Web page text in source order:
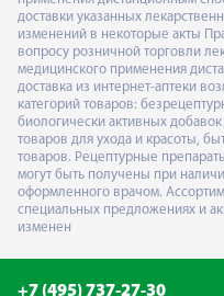
доставки указанных
изменений в некоторые акты
вопросу розничной торговли
медицинского применения
доставка из интернет-аптеки
категорий товаров:
биологически активных
товаров для ухода и красоты,
товаров. Рецептурные
могут быть получены при
оформленного врачом.
специальных предложениях и
изменен
+7 (495) 737-27-30